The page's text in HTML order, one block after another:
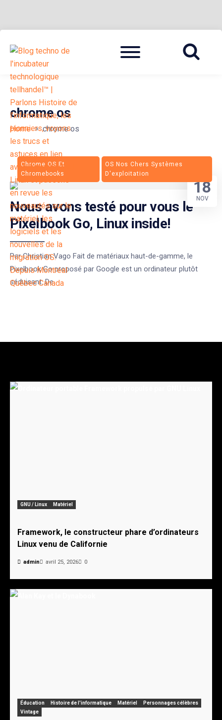
content
BLOG TECHNOLOGIQUE DU HUB | MIGRATION GNU LINUX
Menu
chrome os
Home»chrome os
Chrome OS Et
Chromebooks
OS Nos Chers Systèmes
D'exploitation
Nous avons testé pour vous le
Pixelbook Go, Linux inside!
Par Christian Vago Fait de matériaux haut-de-gamme, le
Pixelbook Go proposé par Google est un ordinateur plutôt
séduisant. De
18
NOV
GNU / Linux Matériel
Framework, le constructeur phare d’ordinateurs
Linux venu de Californie
admin avril 25, 2026 0
Éducation Histoire de l'informatique Matériel
Personnages célèbres
Vintage